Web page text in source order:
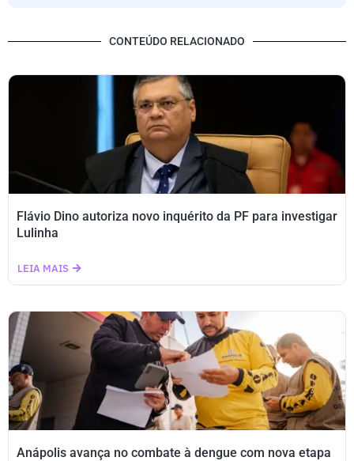
CONTEÚDO RELACIONADO
Flávio Dino autoriza novo inquérito da PF para investigar
Lulinha
LEIA MAIS
Anápolis avança no combate à dengue com nova etapa